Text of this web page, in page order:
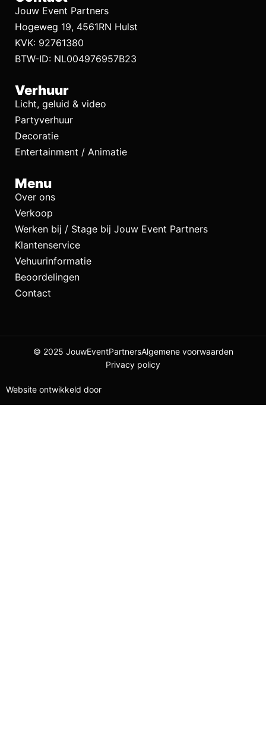
Jouw Event Partners
Hogeweg 19, 4561RN Hulst
KVK: 92761380
BTW-ID: NL004976957B23
Verhuur
Licht, geluid & video
Partyverhuur
Decoratie
Entertainment / Animatie
Menu
Over ons
Verkoop
Werken bij / Stage bij Jouw Event Partners
Klantenservice
Vehuurinformatie
Beoordelingen
Contact
© 2025 JouwEventPartnersAlgemene voorwaarden
Privacy policy
Website ontwikkeld door